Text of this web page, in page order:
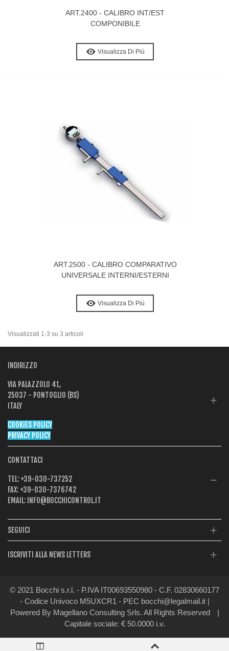
ART.2400 - CALIBRO INT/EST
COMPONIBILE
Visualizza Di Più
ART.2500 - CALIBRO COMPARATIVO
UNIVERSALE INTERNI/ESTERNI
Visualizza Di Più
Visualizzati 1-3 su 3 articoli
INDIRIZZO
VIA PALAZZOLO 41,
25037 - PONTOGLIO (BS)
ITALY
COOKIES POLICY
PRIVACY POLICY
CONTATTACI
TEL: +39-030-737252
FAX: +39-030-7376742
EMAIL: INFO@BOCCHICONTROL.IT
SEGUICI
ISCRIVITI ALLA NEWS LETTERS
© 2021 Bocchi s.r.l. - P.IVA IT00693550980 - C.F. 02830660177
- Codice Univoco M5UXCR1 - PEC bocchi@legalmail.it |
Powered By Magellano Consulting Srls. All Rights Reserved
|
Capitale sociale: € 50.0000 i.v.